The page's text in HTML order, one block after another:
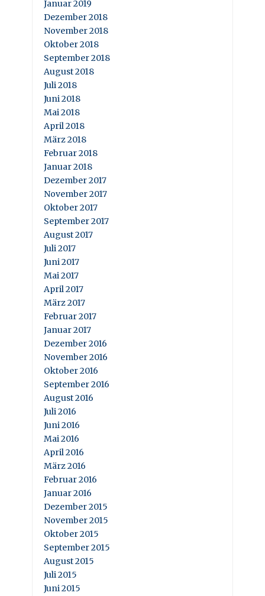
Januar 2019
Dezember 2018
November 2018
Oktober 2018
September 2018
August 2018
Juli 2018
Juni 2018
Mai 2018
April 2018
März 2018
Februar 2018
Januar 2018
Dezember 2017
November 2017
Oktober 2017
September 2017
August 2017
Juli 2017
Juni 2017
Mai 2017
April 2017
März 2017
Februar 2017
Januar 2017
Dezember 2016
November 2016
Oktober 2016
September 2016
August 2016
Juli 2016
Juni 2016
Mai 2016
April 2016
März 2016
Februar 2016
Januar 2016
Dezember 2015
November 2015
Oktober 2015
September 2015
August 2015
Juli 2015
Juni 2015